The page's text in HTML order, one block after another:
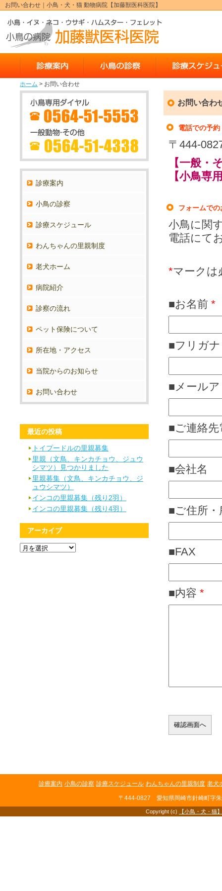
お問い合わせ｜小鳥・犬・猫 動物病院【加藤獣医科医院】
診療案内 小鳥の診察
ホーム > お問い合わせ
お問い合わ
電話での予
〒444-
【一般・
【小鳥専
フォームで
小鳥に関
電話にて
*マークは
■お名前 *
■フリガ
■メール
■ご連絡
■会社名
■ご住所・
■FAX
■内容 *
診療案内
小鳥の診察
診療スケジュール
わんちゃんの里親制度
老犬ホーム
病院紹介
診察の流れ
ペット保険について
所在地・アクセス
当院からのお知らせ
お問い合わせ
最近の投稿
トイプードルの里親募集
里親（文鳥、キンカチョウ、ジュウ
シマツ）見つかりました
里親募集（文鳥、キンカチョウ、ジ
ュウシマツ）
インコの里親募集（残り2羽）
インコの里親募集（残り4羽）
アーカイブ
ア
診療案内 小鳥の診察 診療スケジュール わんちゃんの里親制度 老犬
〒444-0827 愛知県岡崎市針崎町字
Copyright (c) 【小鳥・犬・猫